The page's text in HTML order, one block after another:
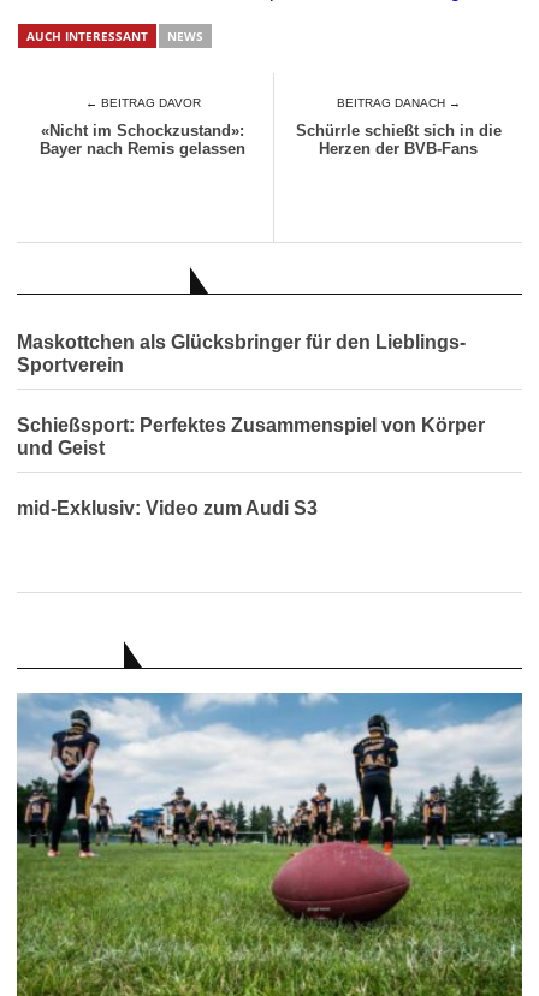
AUCH INTERESSANT NEWS
← BEITRAG DAVOR
«Nicht im Schockzustand»:
Bayer nach Remis gelassen
BEITRAG DANACH →
Schürrle schießt sich in die
Herzen der BVB-Fans
Maskottchen als Glücksbringer für den Lieblings-
Sportverein
Schießsport: Perfektes Zusammenspiel von Körper
und Geist
mid-Exklusiv: Video zum Audi S3